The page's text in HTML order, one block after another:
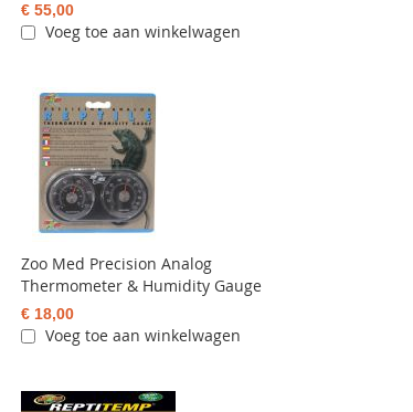
€ 55,00
Voeg toe aan winkelwagen
Zoo Med Precision Analog
Thermometer & Humidity Gauge
€ 18,00
Voeg toe aan winkelwagen